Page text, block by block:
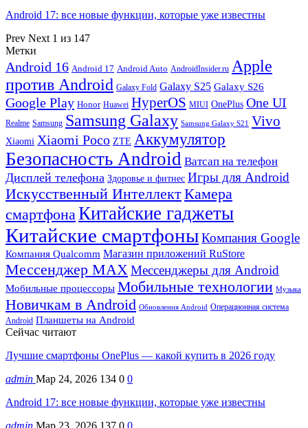
Android 17: все новые функции, которые уже известны
Prev Next 1 из 147
Метки
Android 16 Android 17 Android Auto AndroidInsider.ru Apple
против Android Galaxy Fold Galaxy S25 Galaxy S26
Google Play Honor Huawei HyperOS MIUI OnePlus One UI
Realme Samsung Samsung Galaxy Samsung Galaxy S21 Vivo
Xiaomi Xiaomi Poco ZTE Аккумулятор
Безопасность Android Ватсап на телефон
Дисплей телефона Здоровье и фитнес Игры для Android
Искусственный ИнтеллектКамера
смартфонаКитайские гаджеты
Китайские смартфоныКомпания Google
Компания Qualcomm Магазин приложений RuStore
Мессенджер MAXМессенджеры для Android
Мобильные процессоры Мобильные технологии Музыка
Новичкам в Android Обновления Android Операционная система
Android Планшеты на Android
Сейчас читают
Лучшие смартфоны OnePlus — какой купить в 2026 году
admin Мар 24, 2026 134 0 0
Android 17: все новые функции, которые уже известны